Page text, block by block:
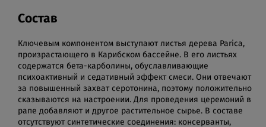
Состав
Ключевым компонентом выступают листья дерева Parica,
произрастающего в Карибском бассейне. В его листьях
содержатся бета-карболины, обуславливающие
психоактивный и седативный эффект смеси. Они отвечают
за повышенный захват серотонина, поэтому положительно
сказываются на настроении. Для проведения церемоний в
рапе добавляют и другое растительное сырье. В составе
отсутствуют синтетические соединения: консерванты,